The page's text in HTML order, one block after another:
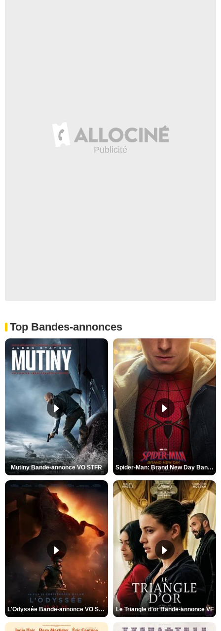
Top Bandes-annonces
Mutiny Bande-annonce VO STFR Spider-Man: Brand New Day Bande-annonce VO STFR
L'Odyssée Bande-annonce VO STFR Le Triangle d'or Bande-annonce VF